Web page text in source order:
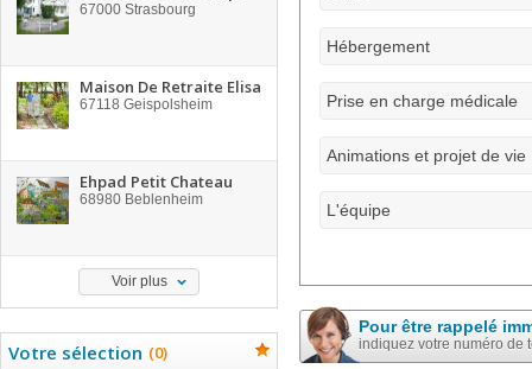
67000 Strasbourg
Maison De Retraite Elisa
67118 Geispolsheim
Ehpad Petit Chateau
68980 Beblenheim
Voir plus
Votre sélection (0)
Hébergement
Prise en charge médicale
Animations et projet de vie
L'équipe
Pour être rappelé
indiquez votre numéro de